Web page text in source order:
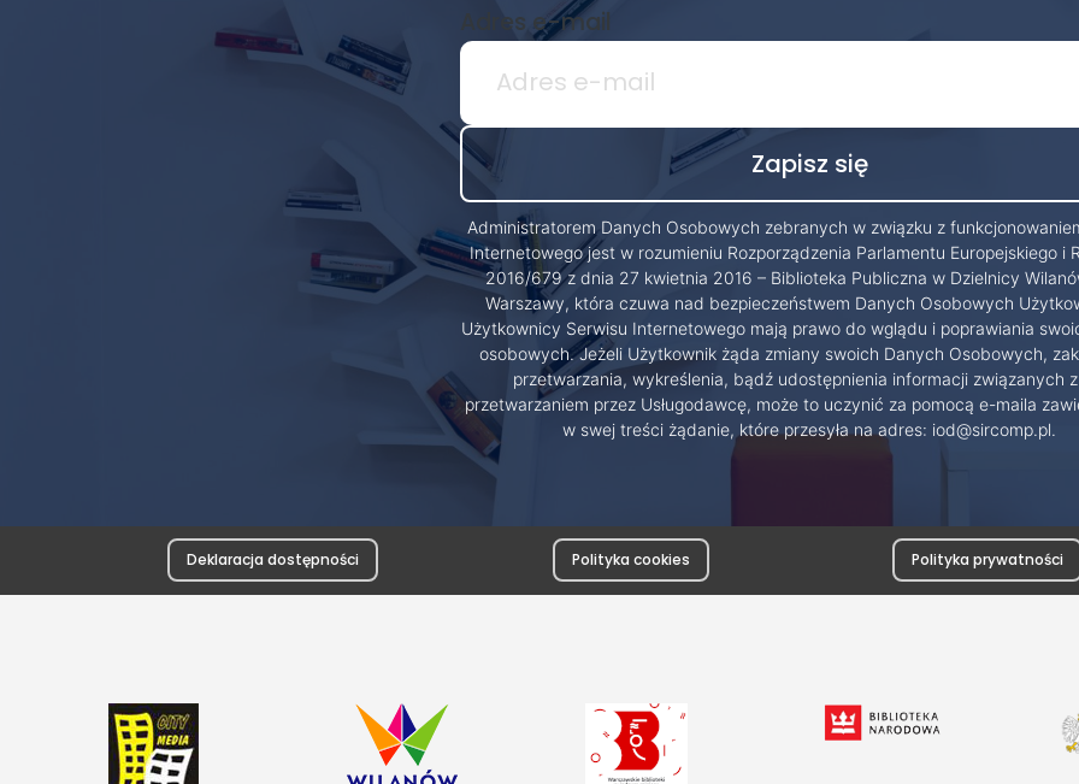
Adres e-mail
Administratorem Danych Osobowych zebranych w związku z
Internetowego jest w rozumieniu Rozporządzenia Parlamentu Europejskiego i
2016/679 z dnia 27 kwietnia 2016 – Biblioteka Publiczna w Dzielnicy
Warszawy, która czuwa nad bezpieczeństwem Danych Osobowych
Użytkownicy Serwisu Internetowego mają prawo do wglądu i poprawiania
osobowych. Jeżeli Użytkownik żąda zmiany swoich Danych Osobowych,
przetwarzania, wykreślenia, bądź udostępnienia informacji związanych
przetwarzaniem przez Usługodawcę, może to uczynić za pomocą e-maila
w swej treści żądanie, które przesyła na adres: iod@sircomp.pl.
Deklaracja dostępności Polityka cookies Polityka prywatności